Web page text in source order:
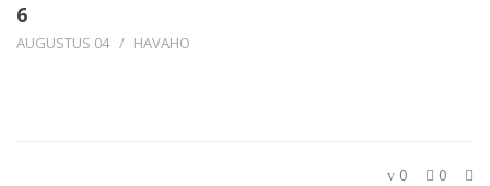
6
AUGUSTUS 04 HAVAHO
0 0